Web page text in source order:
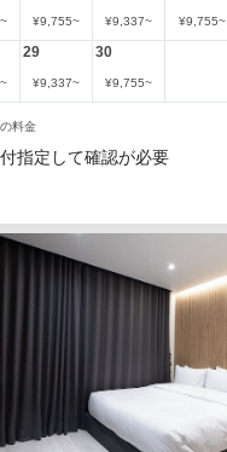
~ ¥9,755~ ¥9,337~ ¥9,755~
~
29
¥9,337~
30
¥9,755~
料金
指定して確認が必要